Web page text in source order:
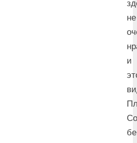
не
и